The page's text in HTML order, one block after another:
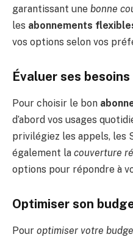
garantissant une bonne
les abonnements
vos options selon vos
Évaluer ses
Pour choisir le bon
d’abord vos usages
privilégiez les appels, les
également la couverture
options pour répondre à
Optimiser son
Pour optimiser votre